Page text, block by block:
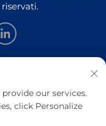
settimanale
our services.
click Personalize